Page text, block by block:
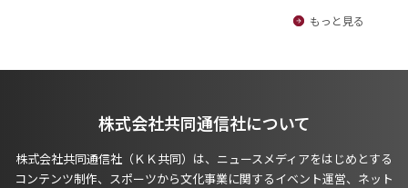
もっと見る
株式会社共同通信社について
株式会社共同通信社（ＫＫ共同）は、ニュースメディアをはじめとする
コンテンツ制作、スポーツから文化事業に関するイベント運営、ネット